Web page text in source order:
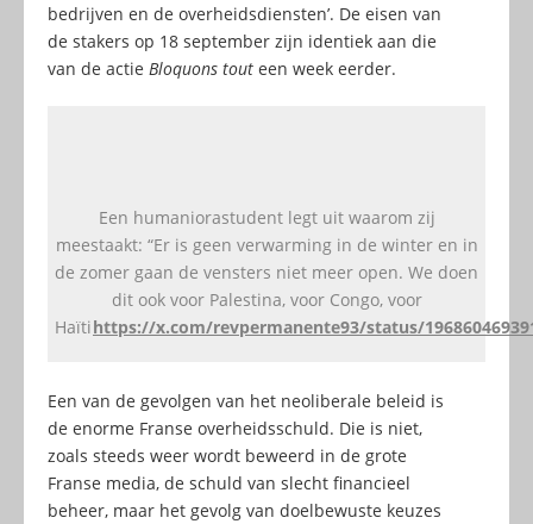
bedrijven en de overheidsdiensten’. De eisen van
de stakers op 18 september zijn identiek aan die
van de actie Bloquons tout een week eerder.
Een humaniorastudent legt uit waarom zij
meestaakt: “Er is geen verwarming in de winter en in
de zomer gaan de vensters niet meer open. We doen
dit ook voor Palestina, voor Congo, voor
Haïtihttps://x.com/revpermanente93/status/
Een van de gevolgen van het neoliberale beleid is
de enorme Franse overheidsschuld. Die is niet,
zoals steeds weer wordt beweerd in de grote
Franse media, de schuld van slecht financieel
beheer, maar het gevolg van doelbewuste keuzes